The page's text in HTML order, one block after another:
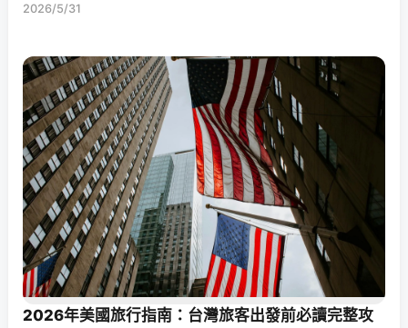
2026/5/31
2026年美國旅行指南：台灣旅客出發前必讀完整攻